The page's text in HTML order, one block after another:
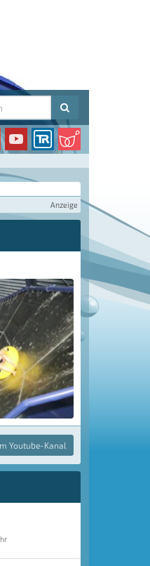
Anzeige
Youtube-Kanal